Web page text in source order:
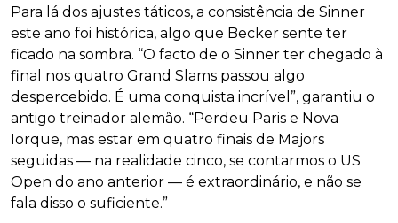
Para lá dos ajustes táticos, a consistência de Sinner
este ano foi histórica, algo que Becker sente ter
ficado na sombra. “O facto de o Sinner ter chegado à
final nos quatro Grand Slams passou algo
despercebido. É uma conquista incrível”, garantiu o
antigo treinador alemão. “Perdeu Paris e Nova
Iorque, mas estar em quatro finais de Majors
seguidas — na realidade cinco, se contarmos o US
Open do ano anterior — é extraordinário, e não se
fala disso o suficiente.”